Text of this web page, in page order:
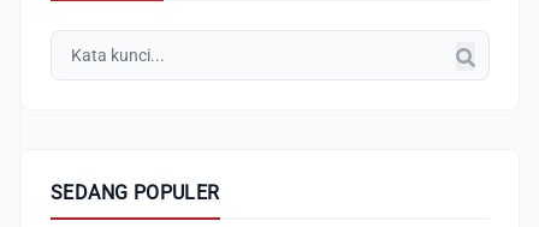
SEDANG POPULER